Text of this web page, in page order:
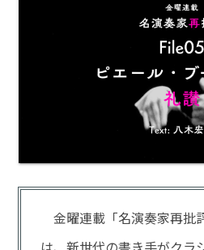
金曜連載「名演奏家再批